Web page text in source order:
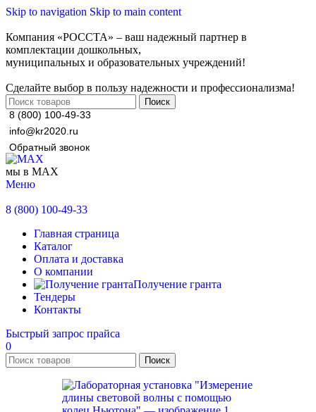
Skip to navigation Skip to main content
Компания «РОССТА» – ваш надежный партнер в
комплектации дошкольных,
муниципальных и образовательных учреждений!
Сделайте выбор в пользу надежности и профессионализма!
Поиск
8 (800) 100-49-33
info@kr2020.ru
Обратный звонок
мы в MAX
Меню
8 (800) 100-49-33
Главная страница
Каталог
Оплата и доставка
О компании
Получение гранта
Тендеры
Контакты
Быстрый запрос прайса
0
Поиск